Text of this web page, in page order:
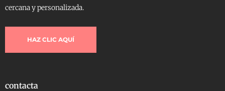
cercana y personalizada.
HAZ CLIC AQUÍ
contacta